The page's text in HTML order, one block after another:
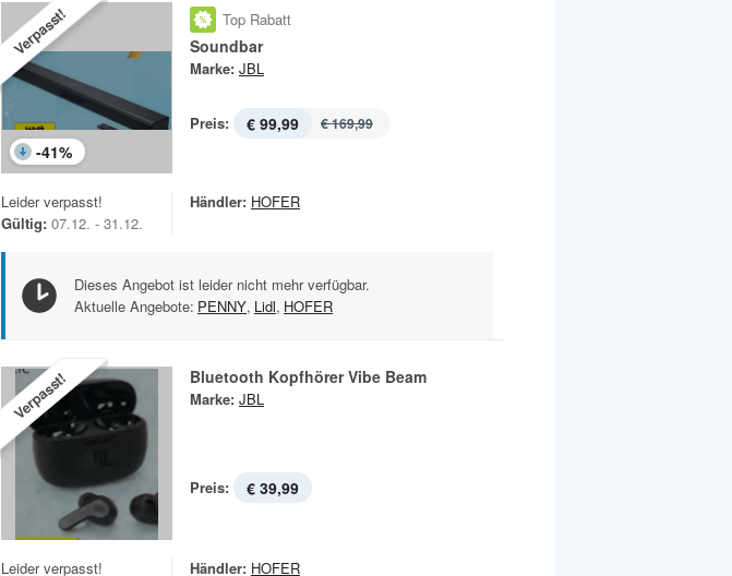
Verpasst!
-41%
Top Rabatt
Soundbar
Marke: JBL
Preis: € 99,99 € 169,99
Leider verpasst!
Gültig: 07.12. - 31.12.
Händler: HOFER
Dieses Angebot ist leider nicht mehr verfügbar.
Aktuelle Angebote: PENNY, Lidl, HOFER
Verpasst! Bluetooth Kopfhörer Vibe Beam
Marke: JBL
Preis: € 39,99
Leider verpasst!
Händler: HOFER